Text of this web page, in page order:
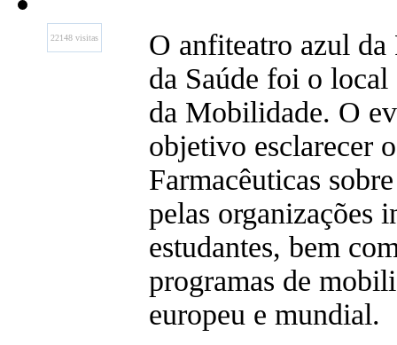
22148 visitas
O anfiteatro azul da
da Saúde foi o
da Mobilidade. O
objetivo esclarecer
Farmacêuticas
pelas organizações
estudantes, bem
programas de
europeu e mundial.